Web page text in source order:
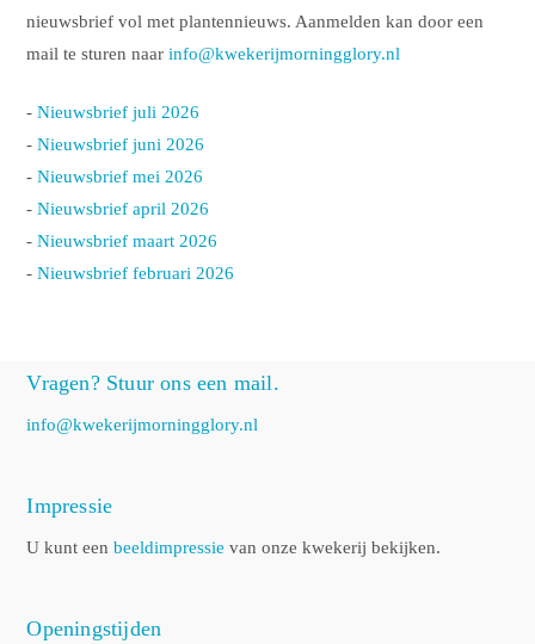
nieuwsbrief vol met plantennieuws. Aanmelden kan door een
mail te sturen naarinfo@kwekerijmorningglory.nl
-Nieuwsbrief juli 2026
-Nieuwsbrief juni 2026
-Nieuwsbrief mei 2026
-Nieuwsbrief april 2026
-Nieuwsbrief maart 2026
-Nieuwsbrief februari 2026
Vragen? Stuur ons een mail.
info@kwekerijmorningglory.nl
Impressie
U kunt eenbeeldimpressie van onze kwekerij bekijken.
Openingstijden